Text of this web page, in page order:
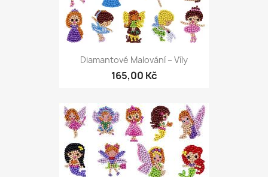
Diamantové Malování – Víly
165,00 Kč